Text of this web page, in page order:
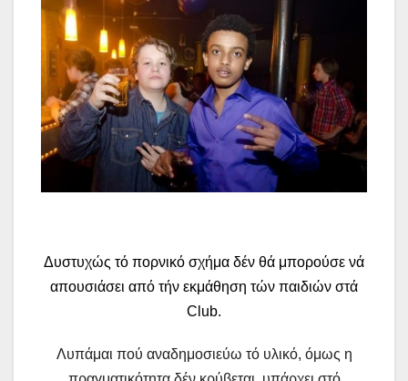
Δυστυχώς τό πορνικό σχήμα δέν θά μπορούσε νά
απουσιάσει από τήν εκμάθηση τών παιδιών στά
Club.
Λυπάμαι πού αναδημοσιεύω τό υλικό, όμως η